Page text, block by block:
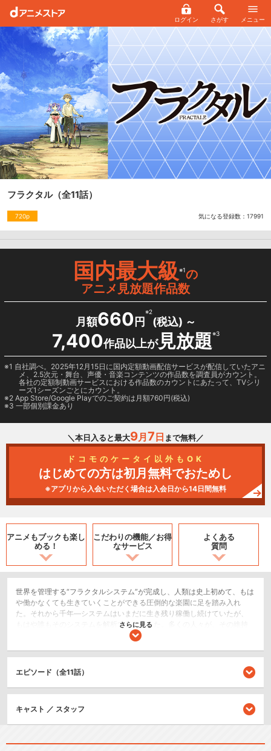
ログイン さがす メニュー
フラクタル（全11話）
720p 気になる登録数： 17991
国内最大級※1の
アニメ見放題作品数
月額660 円
※2
(税込) ～
7,400作品以上が見放題※3
1 自社調べ。2025年12月15日に国内定額動画配信サービスが配信していたアニ
メ、2.5次元・舞台、声優・音楽コンテンツの作品数を調査員がカウント。
各社の定額制動画サービスにおける作品数のカウントにあたって、TVシリ
ーズ1シーズンごとにカウント。
2 App Store/Google Playでのご契約は月額760円(税込)
3 一部個別課金あり
＼本日入ると最大9月 7 日 まで無料／
ドコモのケータイ以外もOK
はじめての方は初月無料でおためし
※アプリから入会いただく場合は入会日から14日間無料
アニメもブックも楽し
める！
こだわりの機能／お得
なサービス
よくある
質問
世界を管理する“フラクタルシステム”が完成し、人類は史上初めて、もは
や働かなくても生きていくことができる圧倒的な楽園に足を踏み入れ
た。それから千年―システムはいまだに生き残り稼働し続けていたが、
もはや誰もそのシステムを解析できなかった。多くの人々が、その維持
こそが、人類の幸せの条件だと信じて疑っていなかった。物語は、そん
を生きる少年・クレインは、ある日何者かに追われ崖の下に転落した少
女・フリュネを助ける。少女との出会いに心躍らせるクレイン。だが、
フリュネはブローチを残しクレインの前から姿を消した。ブローチに残
されたデータには、少女の姿をしたアバター、ネッサが閉じ込められて
ステム”の秘密を知ることになる―
恋愛/ラブコメ
さらに見る
エピソード（全11話）
キャスト ／ スタッフ